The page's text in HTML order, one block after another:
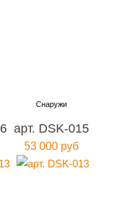
арт. DSK-015
53 000 руб